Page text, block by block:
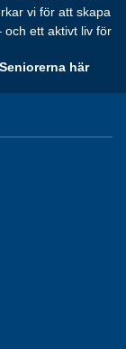
vi för att skapa
och ett aktivt liv för
här